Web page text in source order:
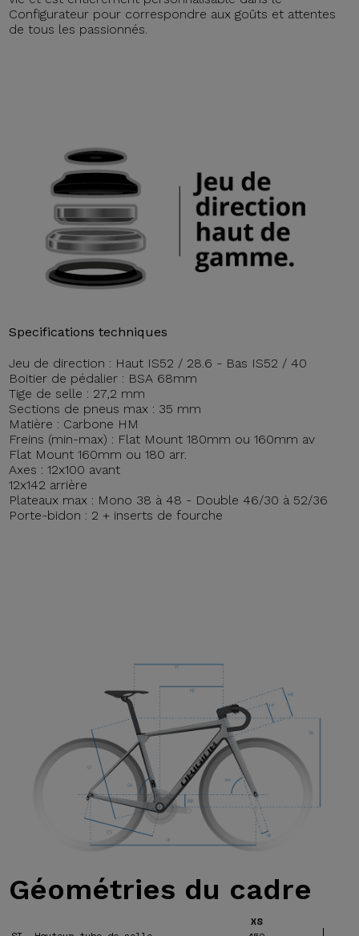
Configurateur pour correspondre aux goûts et attentes
de tous les passionnés.
Specifications techniques
Jeu de direction : Haut IS52 / 28.6 - Bas IS52 / 40
Boitier de pédalier : BSA 68mm
Tige de selle : 27,2 mm
Sections de pneus max : 35 mm
Matière : Carbone HM
Freins (min-max) : Flat Mount 180mm ou 160mm av
Flat Mount 160mm ou 180 arr.
Axes : 12x100 avant
12x142 arrière
Plateaux max : Mono 38 à 48 - Double 46/30 à 52/36
Porte-bidon : 2 + inserts de fourche
Géométries du cadre
XS